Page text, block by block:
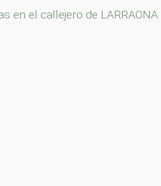
en el callejero de LARRAONA